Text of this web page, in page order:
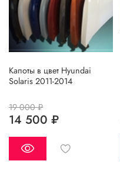
Капоты в цвет Hyundai
Solaris 2011-2014
19 000 ₽
14 500 ₽